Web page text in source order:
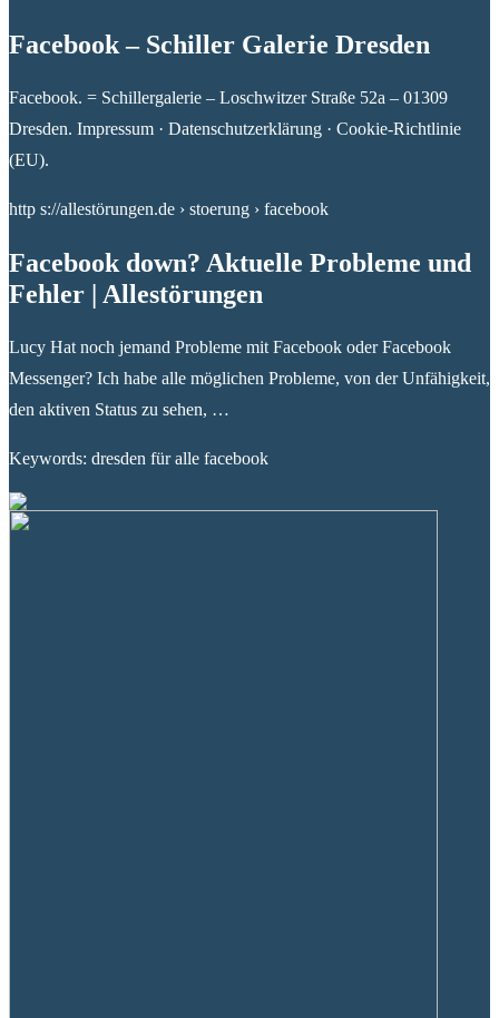
Facebook – Schiller Galerie Dresden
Facebook. = Schillergalerie – Loschwitzer Straße 52a – 01309
Dresden. Impressum · Datenschutzerklärung · Cookie-Richtlinie
(EU).
http s://allestörungen.de › stoerung › facebook
Facebook down? Aktuelle Probleme und
Fehler | Allestörungen
Lucy Hat noch jemand Probleme mit Facebook oder Facebook
Messenger? Ich habe alle möglichen Probleme, von der Unfähigkeit,
den aktiven Status zu sehen, …
Keywords: dresden für alle facebook